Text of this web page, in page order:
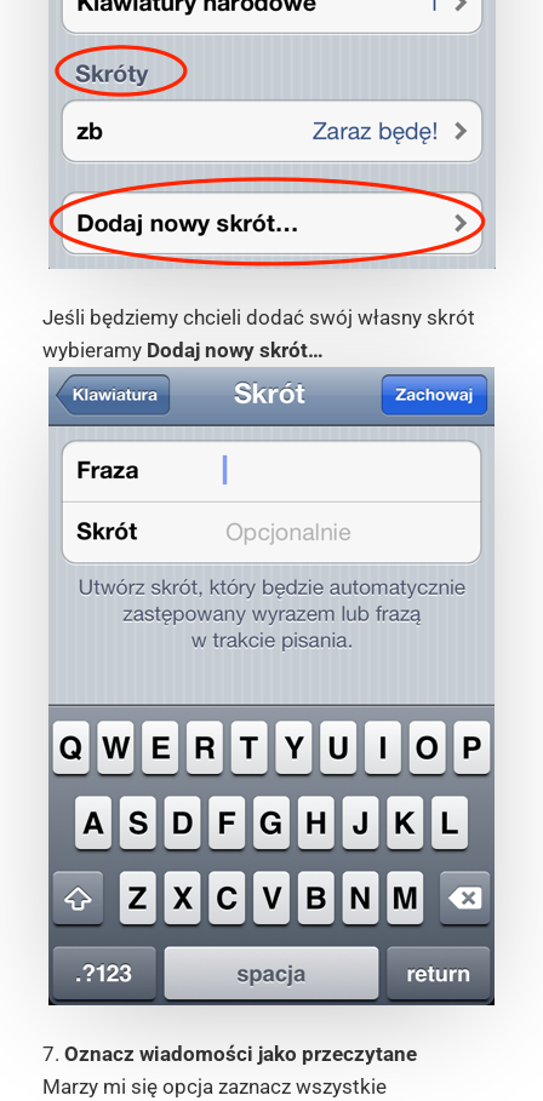
Jeśli będziemy chcieli dodać swój własny skrót
wybieramy Dodaj nowy skrót…
7. Oznacz wiadomości jako przeczytane
Marzy mi się opcja zaznacz wszystkie